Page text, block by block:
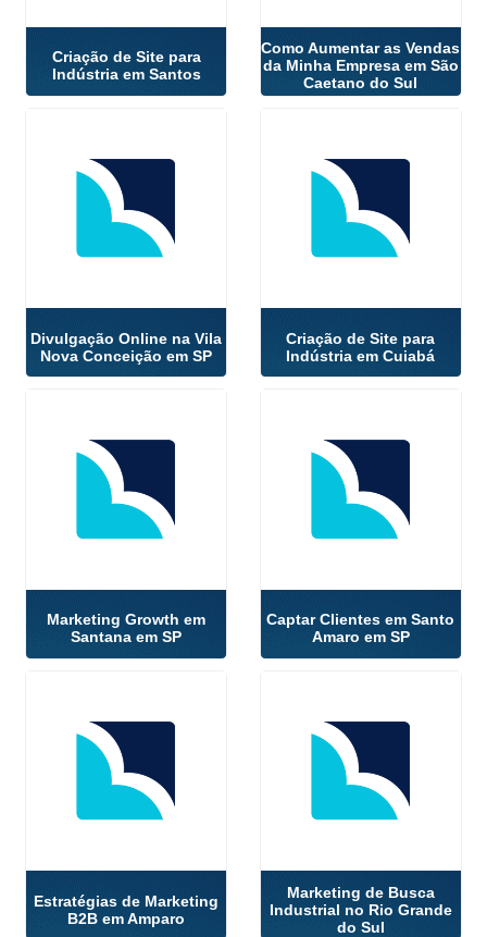
Criação de Site para
Indústria em Santos
Como Aumentar as Vendas
da Minha Empresa em São
Caetano do Sul
Divulgação Online na Vila
Nova Conceição em SP
Criação de Site para
Indústria em Cuiabá
Marketing Growth em
Santana em SP
Captar Clientes em Santo
Amaro em SP
Estratégias de Marketing
B2B em Amparo
Marketing de Busca
Industrial no Rio Grande
do Sul